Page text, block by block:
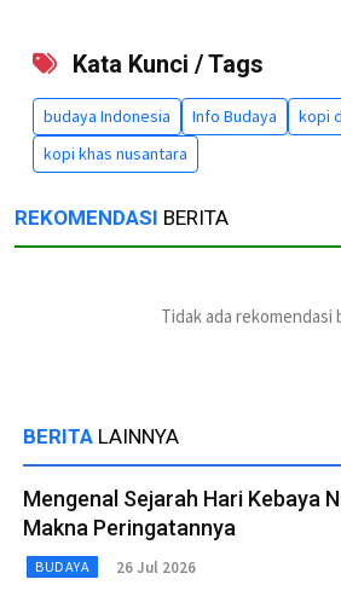
Kata Kunci / Tags
budaya Indonesia Info Budaya
kopi
kopi khas nusantara
REKOMENDASI BERITA
Tidak ada rekomendasi
BERITA LAINNYA
Mengenal Sejarah Hari Kebaya
Makna Peringatannya
BUDAYA 26 Jul 2026